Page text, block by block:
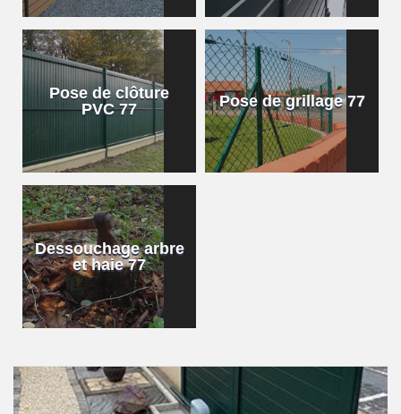
Pose de clôture
PVC 77
Pose de grillage 77
Dessouchage arbre
et haie 77